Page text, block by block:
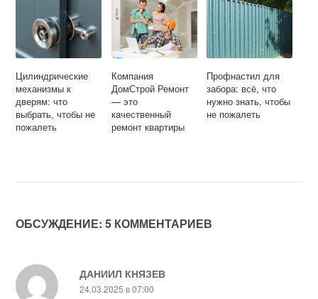
Цилиндрические
механизмы к
дверям: что
выбрать, чтобы не
пожалеть
Компания
ДомСтрой Ремонт
— это
качественный
ремонт квартиры
Профнастил для
забора: всё, что
нужно знать, чтобы
не пожалеть
ОБСУЖДЕНИЕ: 5 КОММЕНТАРИЕВ
ДАНИИЛ КНЯЗЕВ
24.03.2025 в 07:00